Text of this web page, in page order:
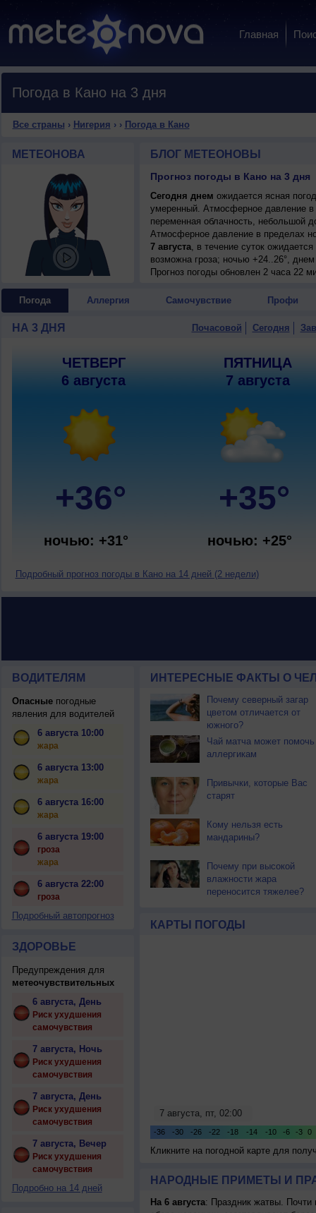
Главная
Погода в Кано на 3 дня
Все страны › Нигерия › › Погода в Кано
МЕТЕОНОВА БЛОГ МЕТЕОНОВЫ
Прогноз погоды в Кано на 3 дня
Сегодня днем ожидается ясная
умеренный. Атмосферное давление
переменная облачность, небольшой
Атмосферное давление в пределах
7 августа, в течение суток
возможна гроза; ночью +24..26°,
Прогноз погоды обновлен 2 часа 22
Погода Аллергия Самочувствие Профи
НА 3 ДНЯ Почасовой Сегодня
ЧЕТВЕРГ
6 августа
+36°
ночью: +31°
ПЯТНИЦА
7 августа
+35°
ночью: +25°
Подробный прогноз погоды в Кано на 14 дней (2 недели)
ВОДИТЕЛЯМ
Опасныепогодные
явления для водителей
6 августа 10:00
жара
6 августа 13:00
жара
6 августа 16:00
жара
6 августа 19:00
гроза
жара
6 августа 22:00
гроза
Подробный автопрогноз
ЗДОРОВЬЕ
Предупреждения для
метеочувствительных
6 августа, День
Риск ухудшения
самочувствия
7 августа, Ночь
Риск ухудшения
самочувствия
7 августа, День
Риск ухудшения
самочувствия
7 августа, Вечер
Риск ухудшения
самочувствия
Подробно на 14 дней
ИНТЕРЕСНЫЕ ФАКТЫ О
Почему северный загар
цветом отличается от
южного?
Чай матча может помочь
аллергикам
Привычки, которые Вас
старят
Кому нельзя есть
мандарины?
Почему при высокой
влажности жара
переносится тяжелее?
КАРТЫ ПОГОДЫ
Кликните на погодной карте для
НАРОДНЫЕ ПРИМЕТЫ И
На 6 августа: Праздник жатвы. Почти